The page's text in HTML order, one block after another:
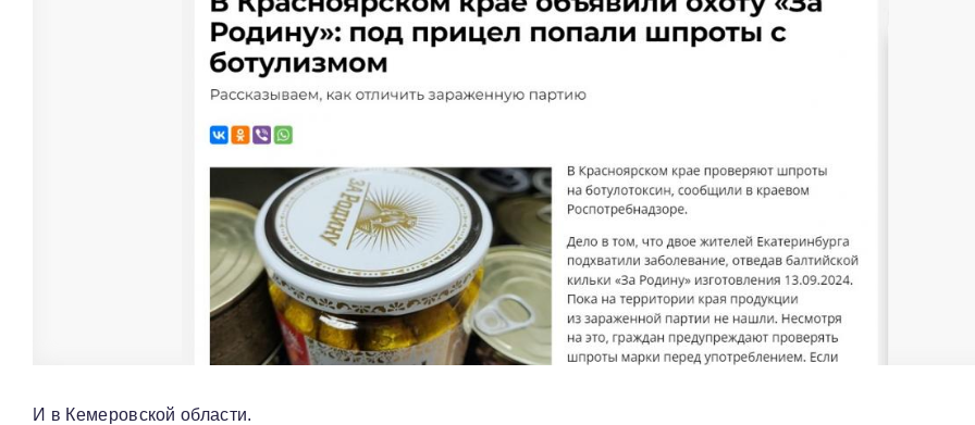
И в Кемеровской области.